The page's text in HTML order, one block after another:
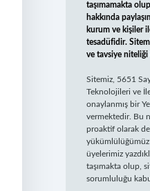
taşımamakta
hakkında
kurum ve kişiler
tesadüfidir.
ve tavsiye niteliği
Sitemiz, 5651
Teknolojileri ve
onaylanmış bir
vermektedir. Bu
proaktif olarak
yükümlülüğümüz
üyelerimiz
taşımakta olup,
sorumluluğu